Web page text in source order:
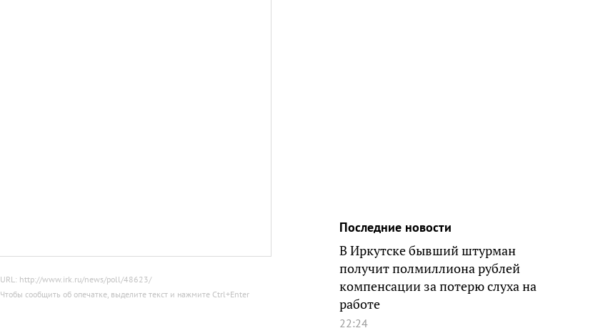
URL: http://www.irk.ru/news/poll/48623/
Чтобы сообщить об опечатке, выделите текст и нажмите Ctrl+Enter
Последние новости
В Иркутске бывший штурман
получит полмиллиона рублей
компенсации за потерю слуха на
работе
22:24